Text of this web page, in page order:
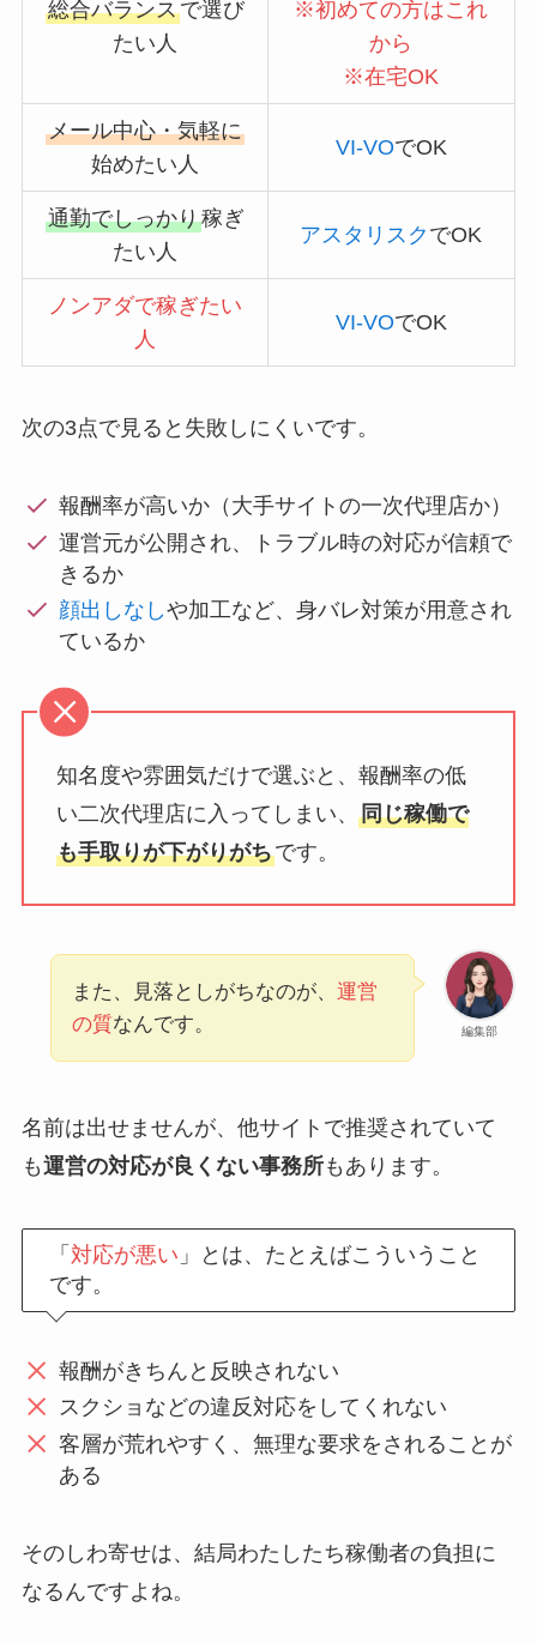
総合バランスで選び
たい人
※初めての方はこれ
から
※在宅OK
メール中心・気軽に
始めたい人
VI-VOでOK
通勤でしっかり稼ぎ
たい人
アスタリスク でOK
ノンアダで稼ぎたい
人
VI-VOでOK
次の3点で見ると失敗しにくいです。
報酬率が高いか（大手サイトの一次代理店か）
運営元が公開され、トラブル時の対応が信頼で
きるか
顔出しなしや加工など、身バレ対策が用意され
ているか
知名度や雰囲気だけで選ぶと、報酬率の低
い二次代理店に入ってしまい、 同じ稼働で
も手取りが下がりがちです。
編集部
また、見落としがちなのが、 運営
の質なんです。
名前は出せませんが、他サイトで推奨されていて
も運営の対応が良くない事務所もあります。
「 対応が悪い 」とは、たとえばこういうこと
です。
報酬がきちんと反映されない
スクショなどの違反対応をしてくれない
客層が荒れやすく、無理な要求をされることが
ある
そのしわ寄せは、結局わたしたち稼働者の負担に
なるんですよね。